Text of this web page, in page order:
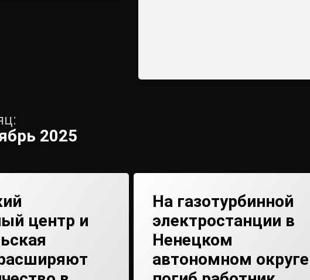
2025
центр и
На газотурбинной
электростанции в
Ненецком
автономном округе